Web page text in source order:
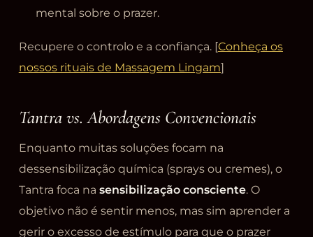
mental sobre o prazer.
Recupere o controlo e a confiança. [Conheça os
nossos rituais de Massagem Lingam]
Tantra vs. Abordagens Convencionais
Enquanto muitas soluções focam na
dessensibilização química (sprays ou cremes), o
Tantra foca na sensibilização consciente. O
objetivo não é sentir menos, mas sim aprender a
gerir o excesso de estímulo para que o prazer